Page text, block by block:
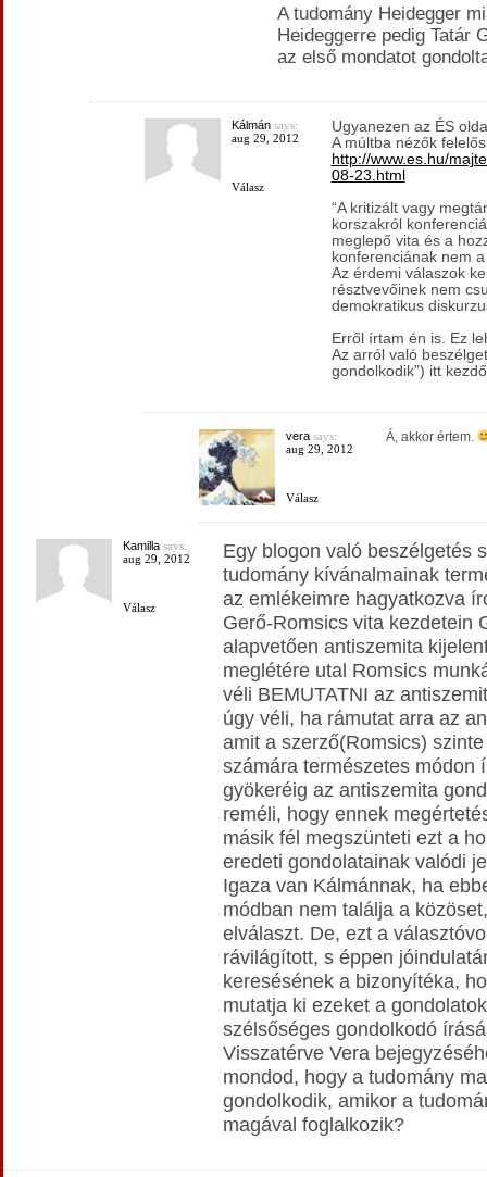
A tudomány Heidegger
Heideggerre pedig Tatár
az első mondatot
Kálmánsays:
aug 29, 2012
Válasz
Ugyanezen az ÉS
A múltba nézők
http://www.es.hu/
08-23.html
“A kritizált vagy
korszakról
meglepő vita és a
konferenciának nem
Az érdemi válaszok
résztvevőinek nem
demokratikus
Erről írtam én is. Ez
Az arról való
gondolkodik”) itt
verasays:
aug 29, 2012
Válasz
Á, akkor értem.
Kamillasays:
aug 29, 2012
Válasz
Egy blogon való beszélgetés
tudomány kívánalmainak
az emlékeimre hagyatkozva
Gerő-Romsics vita kezdetein
alapvetően antiszemita
meglétére utal Romsics
véli BEMUTATNI az
úgy véli, ha rámutat arra az
amit a szerző(Romsics)
számára természetes módon
gyökeréig az antiszemita
reméli, hogy ennek
másik fél megszünteti ezt a
eredeti gondolatainak valódi
Igaza van Kálmánnak, ha
módban nem találja a
elválaszt. De, ezt a
rávilágított, s éppen
keresésének a bizonyítéka,
mutatja ki ezeket a
szélsőséges gondolkodó
Visszatérve Vera
mondod, hogy a tudomány
gondolkodik, amikor a
magával foglalkozik?